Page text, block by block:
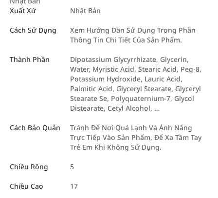
Xuất Xứ
Nhật Bản
Cách Sử Dụng
Xem Hướng Dẫn Sử Dụng Trong Phần
Thông Tin Chi Tiết Của Sản Phẩm.
Thành Phần
Dipotassium Glycyrrhizate, Glycerin,
Water, Myristic Acid, Stearic Acid, Peg-8,
Potassium Hydroxide, Lauric Acid,
Palmitic Acid, Glyceryl Stearate, Glyceryl
Stearate Se, Polyquaternium-7, Glycol
Distearate, Cetyl Alcohol, …
Cách Bảo Quản
Tránh Để Nơi Quá Lạnh Và Ánh Nắng
Trực Tiếp Vào Sản Phẩm, Để Xa Tầm Tay
Trẻ Em Khi Không Sử Dụng.
Chiều Rộng 5
Chiều Cao 17